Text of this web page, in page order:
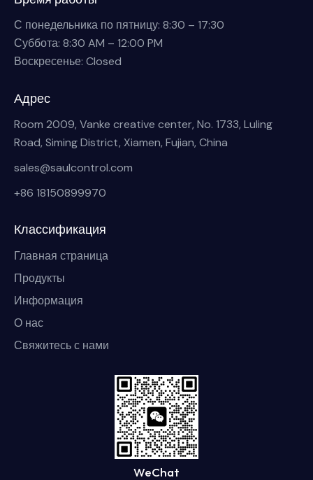
С понедельника по пятницу: 8:30 – 17:30
Суббота: 8:30 AM – 12:00 PM
Воскресенье: Closed
Адрес
Room 2009, Vanke creative center, No. 1733, Luling
Road, Siming District, Xiamen, Fujian, China
sales@saulcontrol.com
+86 18150899970
Классификация
Главная страница
Продукты
Информация
О нас
Свяжитесь с нами
WeChat